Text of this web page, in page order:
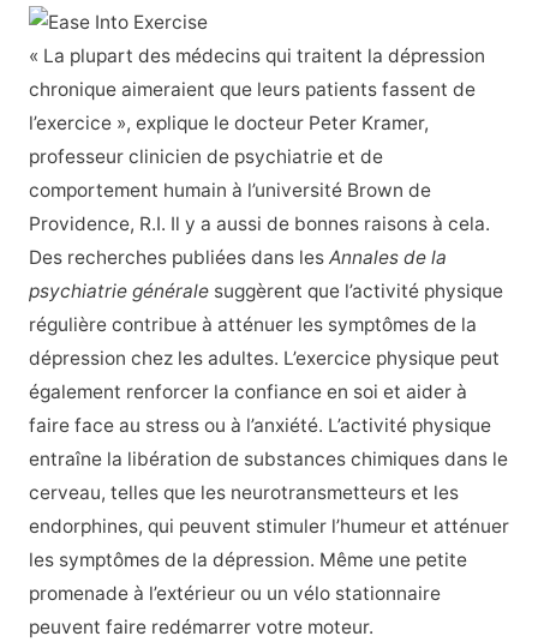
« La plupart des médecins qui traitent la dépression
chronique aimeraient que leurs patients fassent de
l’exercice », explique le docteur Peter Kramer,
professeur clinicien de psychiatrie et de
comportement humain à l’université Brown de
Providence, R.I. Il y a aussi de bonnes raisons à cela.
Des recherches publiées dans les Annales de la
psychiatrie généralesuggèrent que l’activité physique
régulière contribue à atténuer les symptômes de la
dépression chez les adultes. L’exercice physique peut
également renforcer la confiance en soi et aider à
faire face au stress ou à l’anxiété. L’activité physique
entraîne la libération de substances chimiques dans le
cerveau, telles que les neurotransmetteurs et les
endorphines, qui peuvent stimuler l’humeur et atténuer
les symptômes de la dépression. Même une petite
promenade à l’extérieur ou un vélo stationnaire
peuvent faire redémarrer votre moteur.